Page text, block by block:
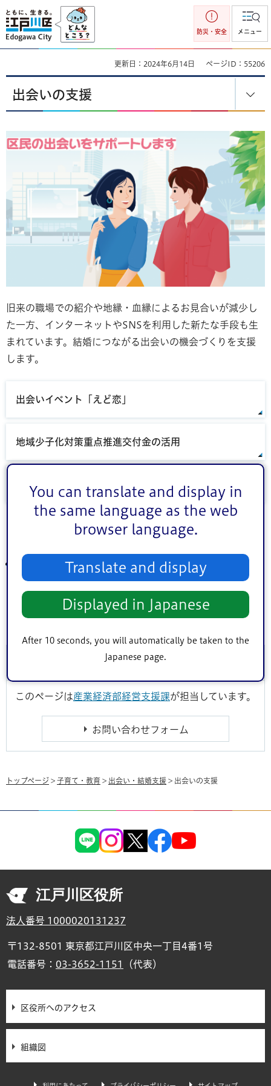
You can translate and display in
the same language as the web
browser language.
Translate and display
Displayed in Japanese
After 10 seconds, you will automatically be taken to the
Japanese page.
江戸川区
防災・安全 メニュー
更新日：2024年6月14日 ページID：55206
出会いの支援
旧来の職場での紹介や地縁・血縁によるお見合いが減少し
た一方、インターネットやSNSを利用した新たな手段も生
まれています。結婚につながる出会いの機会づくりを支援
します。
出会いイベント「えど恋」
地域少子化対策重点推進交付金の活用
マッチングアプリ利用支援
東京都結婚支援ポータルサイト TOKYOふたりSTORY
このページに関するお問い合わせ
このページは産業経済部経営支援課が担当しています。
トップページ > 子育て・教育 > 出会い・結婚支援 > 出会いの支援
江戸川区役所
法人番号 1000020131237
〒132-8501 東京都江戸川区中央一丁目4番1号
電話番号： 03-3652-1151 （代表）
区役所へのアクセス
組織図